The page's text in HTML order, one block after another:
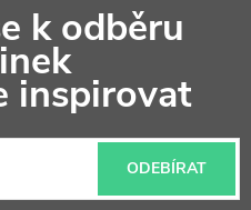
k odběru
inspirovat
ODEBÍRAT